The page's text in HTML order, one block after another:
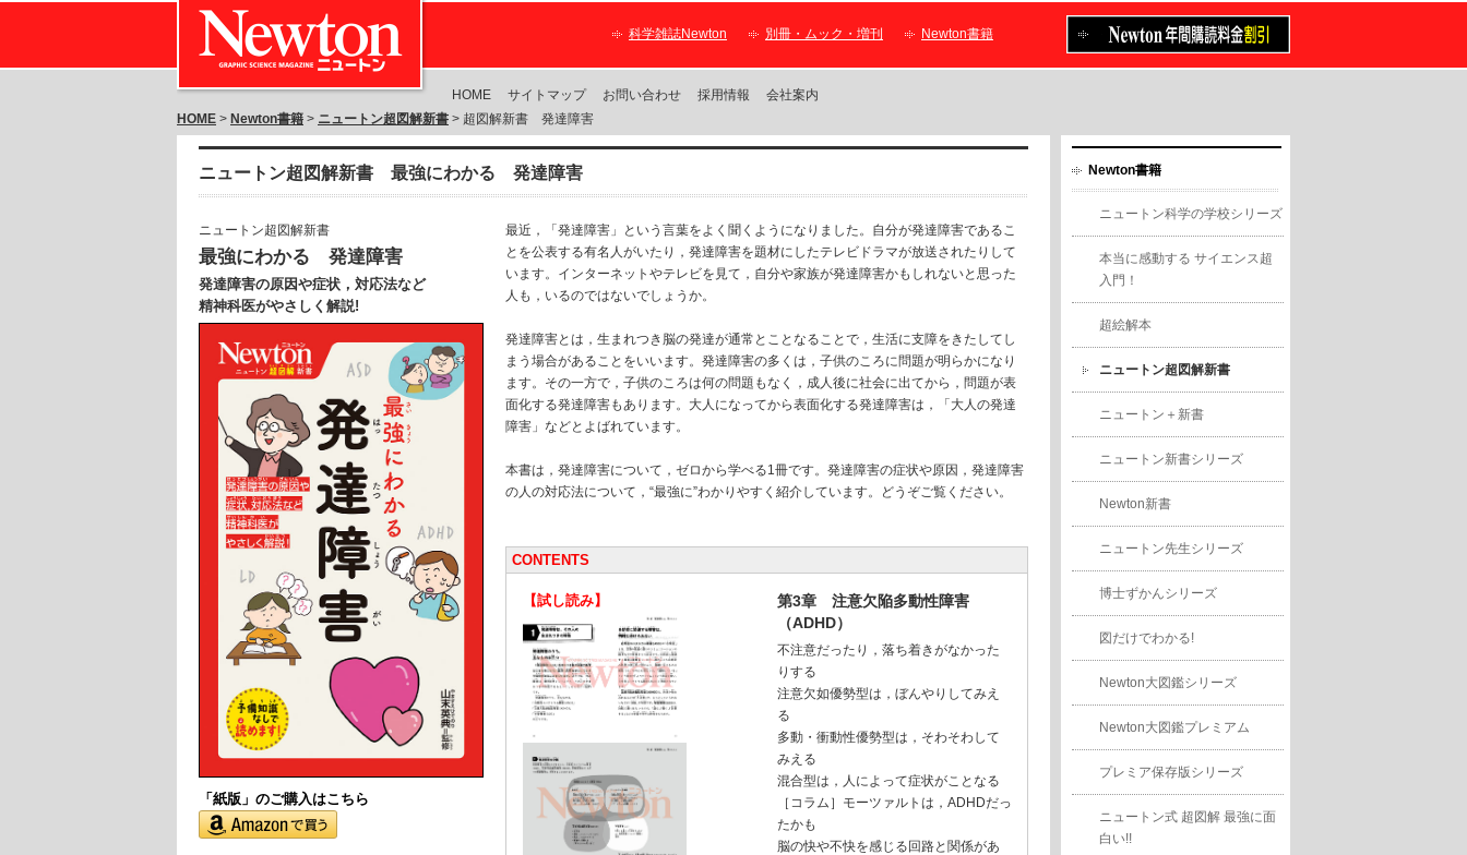
科学雑誌Newton 別冊・ムック・増刊 Newton書籍
HOME サイトマップ お問い合わせ 採用情報
会社案内
HOME > Newton書籍 > ニュートン超図解新書 > 超図解新書 発達障害
ニュートン超図解新書 最強にわかる 発達障害
ニュートン超図解新書
最強にわかる 発達障害
発達障害の原因や症状，対応法など
精神科医がやさしく解説!
「紙版」のご購入はこちら
最近，「発達障害」という言葉をよく聞くようになりました。自分が発達障害であるこ
とを公表する有名人がいたり，発達障害を題材にしたテレビドラマが放送されたりして
います。インターネットやテレビを見て，自分や家族が発達障害かもしれないと思った
人も，いるのではないでしょうか。
発達障害とは，生まれつき脳の発達が通常とことなることで，生活に支障をきたしてし
まう場合があることをいいます。発達障害の多くは，子供のころに問題が明らかになり
ます。その一方で，子供のころは何の問題もなく，成人後に社会に出てから，問題が表
面化する発達障害もあります。大人になってから表面化する発達障害は，「大人の発達
障害」などとよばれています。
本書は，発達障害について，ゼロから学べる1冊です。発達障害の症状や原因，発達障害
の人の対応法について，“最強に”わかりやすく紹介しています。どうぞご覧ください。
CONTENTS
【試し読み】
第3章 注意欠陥多動性障害
（ADHD）
不注意だったり，落ち着きがなかった
りする
注意欠如優勢型は，ぼんやりしてみえ
る
多動・衝動性優勢型は，そわそわして
みえる
混合型は，人によって症状がことなる
［コラム］モーツァルトは，ADHDだっ
たかも
脳の快や不快を感じる回路と関係があ
Newton書籍
ニュートン科学の学校シリーズ
本当に感動する サイエンス超
入門！
超絵解本
ニュートン超図解新書
ニュートン＋新書
ニュートン新書シリーズ
Newton新書
ニュートン先生シリーズ
博士ずかんシリーズ
図だけでわかる!
Newton大図鑑シリーズ
Newton大図鑑プレミアム
プレミア保存版シリーズ
ニュートン式 超図解 最強に面
白い!!